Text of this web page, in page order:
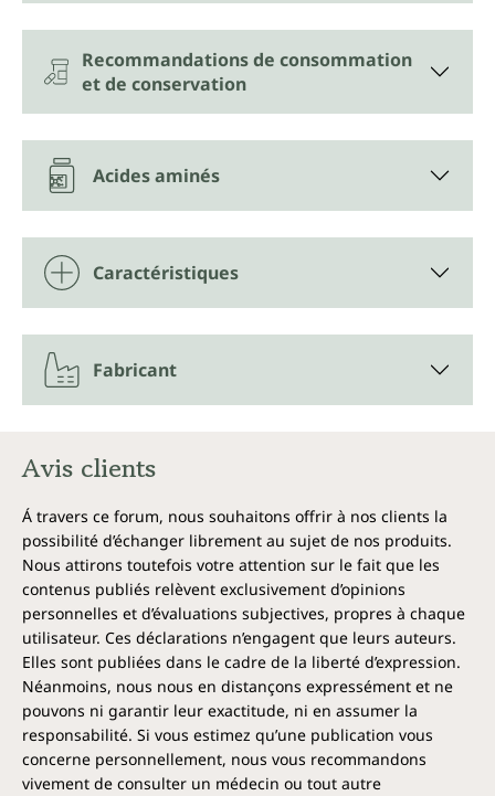
Recommandations de consommation
et de conservation
Acides aminés
Caractéristiques
Fabricant
Avis clients
Á travers ce forum, nous souhaitons offrir à nos clients la
possibilité d’échanger librement au sujet de nos produits.
Nous attirons toutefois votre attention sur le fait que les
contenus publiés relèvent exclusivement d’opinions
personnelles et d’évaluations subjectives, propres à chaque
utilisateur. Ces déclarations n’engagent que leurs auteurs.
Elles sont publiées dans le cadre de la liberté d’expression.
Néanmoins, nous nous en distançons expressément et ne
pouvons ni garantir leur exactitude, ni en assumer la
responsabilité. Si vous estimez qu’une publication vous
concerne personnellement, nous vous recommandons
vivement de consulter un médecin ou tout autre